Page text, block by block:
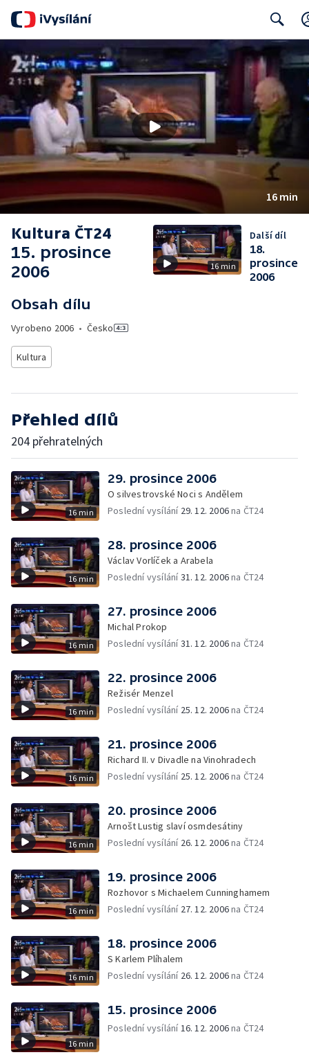
Search
16 min
Kultura ČT24
15. prosince
2006
Obsah dílu
Vyrobeno 2006 • Česko
Kultura
16 min
Další díl
18.
prosince
2006
Přehled dílů
204 přehratelných
16 min
29. prosince 2006
O silvestrovské Noci s Andělem
Poslední vysílání 29. 12. 2006na ČT24
16 min
28. prosince 2006
Václav Vorlíček a Arabela
Poslední vysílání31. 12. 2006na ČT24
16 min
27. prosince 2006
Michal Prokop
Poslední vysílání31. 12. 2006na ČT24
16 min
22. prosince 2006
Režisér Menzel
Poslední vysílání 25. 12. 2006na ČT24
16 min
21. prosince 2006
Richard II. v Divadle na Vinohradech
Poslední vysílání 25. 12. 2006na ČT24
16 min
20. prosince 2006
Arnošt Lustig slaví osmdesátiny
Poslední vysílání 26. 12. 2006na ČT24
16 min
19. prosince 2006
Rozhovor s Michaelem Cunninghamem
Poslední vysílání 27. 12. 2006na ČT24
16 min
18. prosince 2006
S Karlem Plíhalem
Poslední vysílání 26. 12. 2006na ČT24
16 min
15. prosince 2006
Poslední vysílání16. 12. 2006na ČT24